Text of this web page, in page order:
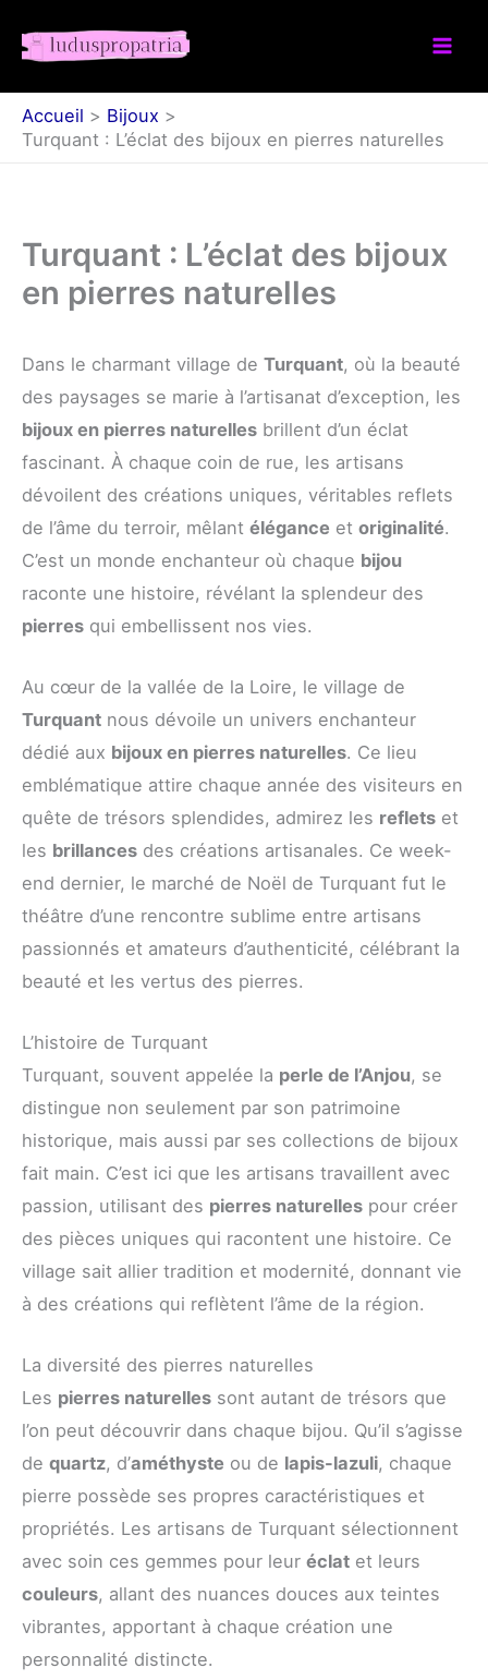
Accueil
Bijoux
Turquant : L’éclat des bijoux en pierres naturelles
Turquant : L’éclat des bijoux
en pierres naturelles
Dans le charmant village de Turquant, où la beauté
des paysages se marie à l’artisanat d’exception, les
bijoux en pierres naturelles brillent d’un éclat
fascinant. À chaque coin de rue, les artisans
dévoilent des créations uniques, véritables reflets
de l’âme du terroir, mêlant élégance et originalité.
C’est un monde enchanteur où chaque bijou
raconte une histoire, révélant la splendeur des
pierres qui embellissent nos vies.
Au cœur de la vallée de la Loire, le village de
Turquant nous dévoile un univers enchanteur
dédié aux bijoux en pierres naturelles. Ce lieu
emblématique attire chaque année des visiteurs en
quête de trésors splendides, admirez les reflets et
les brillances des créations artisanales. Ce week-
end dernier, le marché de Noël de Turquant fut le
théâtre d’une rencontre sublime entre artisans
passionnés et amateurs d’authenticité, célébrant la
beauté et les vertus des pierres.
L’histoire de Turquant
Turquant, souvent appelée la perle de l’Anjou, se
distingue non seulement par son patrimoine
historique, mais aussi par ses collections de bijoux
fait main. C’est ici que les artisans travaillent avec
passion, utilisant des pierres naturelles pour créer
des pièces uniques qui racontent une histoire. Ce
village sait allier tradition et modernité, donnant vie
à des créations qui reflètent l’âme de la région.
La diversité des pierres naturelles
Les pierres naturelles sont autant de trésors que
l’on peut découvrir dans chaque bijou. Qu’il s’agisse
de quartz, d’améthyste ou de lapis-lazuli, chaque
pierre possède ses propres caractéristiques et
propriétés. Les artisans de Turquant sélectionnent
avec soin ces gemmes pour leur éclat et leurs
couleurs, allant des nuances douces aux teintes
vibrantes, apportant à chaque création une
personnalité distincte.